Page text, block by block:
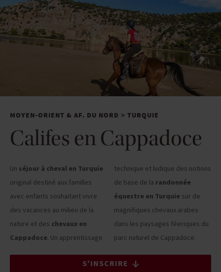
MOYEN-ORIENT & AF. DU NORD > TURQUIE
Califes en Cappadoce
Un séjour à cheval en Turquie
original destiné aux familles
avec enfants souhaitant vivre
des vacances au milieu de la
nature et des chevaux en
Cappadoce. Un apprentissage
technique et ludique des notions
de base de la randonnée
équestre en Turquie sur de
magnifiques chevaux arabes
dans les paysages féeriques du
parc naturel de Cappadoce.
S'INSCRIRE